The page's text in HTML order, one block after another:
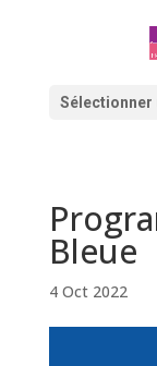
Sélectionner
Bleue
4 Oct 2022